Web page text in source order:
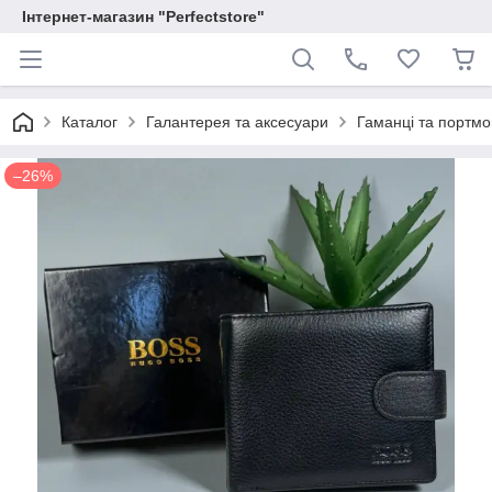
Інтернет-магазин "Perfectstore"
Каталог Галантерея та аксесуари Гаманці та
–26%